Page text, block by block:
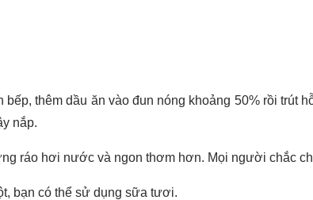
bếp, thêm dầu ăn vào đun nóng khoảng 50% rồi trút
nắp.
ráo hơi nước và ngon thơm hơn. Mọi người chắc
bạn có thể sử dụng sữa tươi.